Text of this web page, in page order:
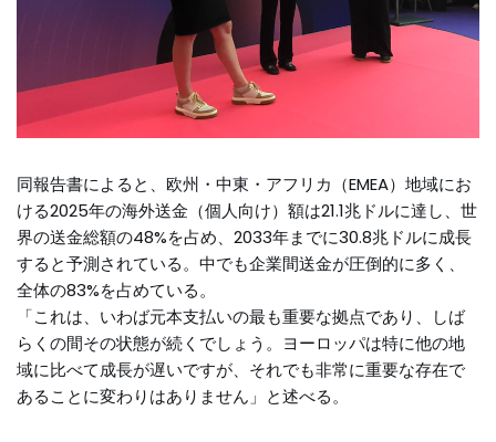
同報告書によると、欧州・中東・アフリカ（EMEA）地域にお
ける2025年の海外送金（個人向け）額は21.1兆ドルに達し、世
界の送金総額の48%を占め、2033年までに30.8兆ドルに成長
すると予測されている。中でも企業間送金が圧倒的に多く、
全体の83%を占めている。
「これは、いわば元本支払いの最も重要な拠点であり、しば
らくの間その状態が続くでしょう。ヨーロッパは特に他の地
域に比べて成長が遅いですが、それでも非常に重要な存在で
あることに変わりはありません」と述べる。